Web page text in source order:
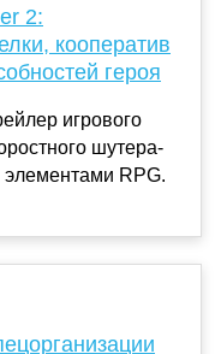
2:
кооператив
героя
игрового
шутера-
элементами RPG.